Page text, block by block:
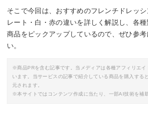
そこで今回は、おすすめのフレンチドレッ
レート・白・赤の違いを詳しく解説し、各
商品をピックアップしているので、ぜひ参
い。
※商品PRを含む記事です。当メディアは各種アフィリエイ
います。当サービスの記事で紹介している商品を購入する
元されます。
※本サイトではコンテンツ作成に当たり、一部AI技術を補